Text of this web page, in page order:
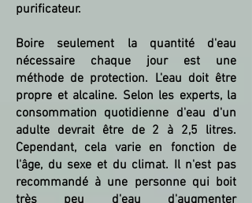
purificateur.
Boire seulement la quantité d'eau
nécessaire chaque jour est une
méthode de protection. L'eau doit être
propre et alcaline. Selon les experts, la
consommation quotidienne d'eau d'un
adulte devrait être de 2 à 2,5 litres.
Cependant, cela varie en fonction de
l'âge, du sexe et du climat. Il n'est pas
recommandé à une personne qui boit
très peu d'eau d'augmenter